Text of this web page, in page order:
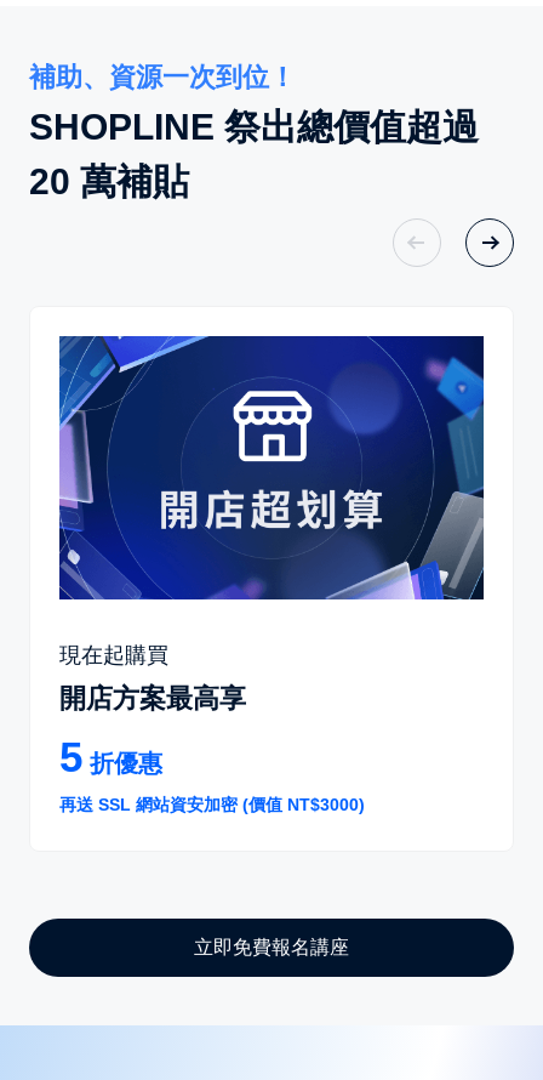
補助、資源一次到位！
SHOPLINE 祭出總價值超過
20 萬補貼
現在起購買
開店方案最高享
5 折優惠
再送 SSL 網站資安加密 (價值 NT$3000)
立即免費報名講座